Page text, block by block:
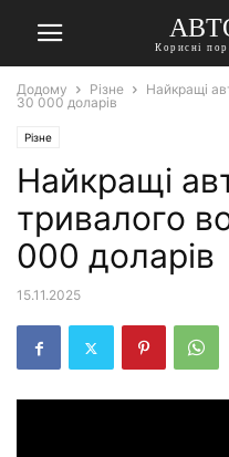
Корисні
Додому Різне
Найкращі
30 000 доларів
Різне
Найкращі
тривалого
000 доларів
15.11.2025